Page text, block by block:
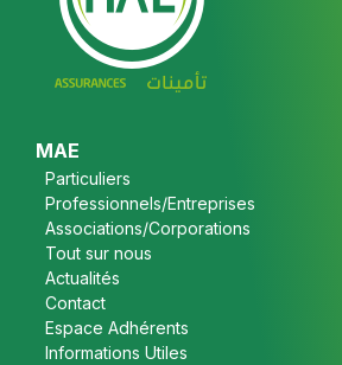
Footer
MAE
Particuliers
Professionnels/Entreprises
Associations/Corporations
Tout sur nous
Actualités
Contact
Espace Adhérents
Informations Utiles